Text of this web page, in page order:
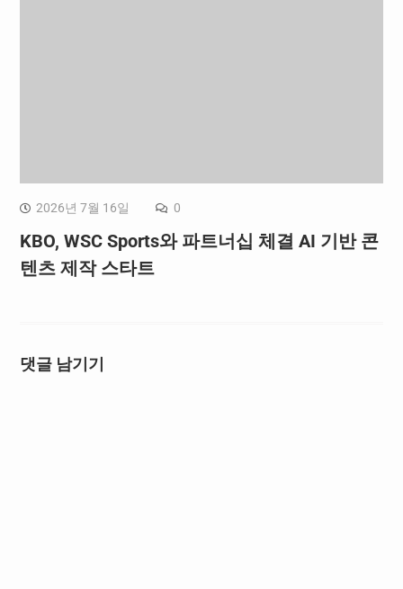
2026년 7월 16일 0
KBO, WSC Sports와 파트너십 체결 AI 기반 콘
텐츠 제작 스타트
댓글 남기기